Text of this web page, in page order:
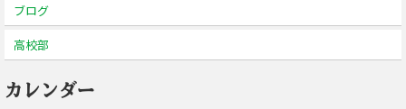
ブログ
高校部
カレンダー